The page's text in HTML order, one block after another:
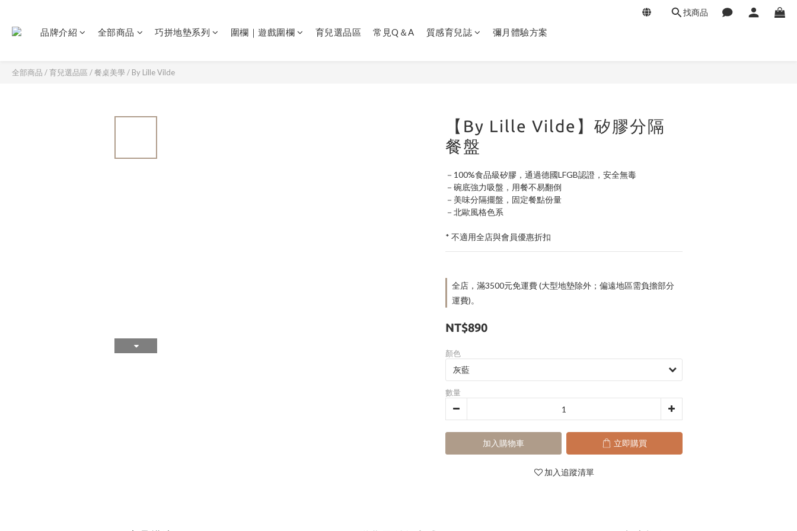
找商品
品牌介紹 全部商品 巧拼地墊系列 圍欄｜遊戲圍欄 育兒選品區 常見Q＆A 質感育兒誌 彌月體驗方案
全部商品 /育兒選品區 / 餐桌美學/ By Lille Vilde
【By Lille Vilde】矽膠分隔
餐盤
－100%食品級矽膠，通過德國LFGB認證，安全無毒
－碗底強力吸盤，用餐不易翻倒
－美味分隔擺盤，固定餐點份量
－北歐風格色系
* 不適用全店與會員優惠折扣
全店，滿3500元免運費 (大型地墊除外；偏遠地區需負擔部分
運費)。
NT$890
顏色
數量
加入購物車 立即購買
加入追蹤清單